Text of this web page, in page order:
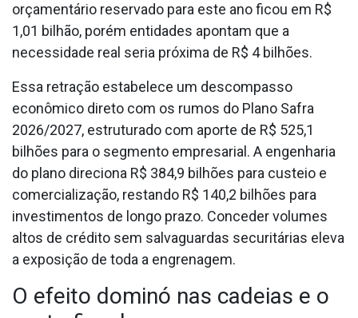
orçamentário reservado para este ano ficou em R$
1,01 bilhão, porém entidades apontam que a
necessidade real seria próxima de R$ 4 bilhões.
Essa retração estabelece um descompasso
econômico direto com os rumos do Plano Safra
2026/2027, estruturado com aporte de R$ 525,1
bilhões para o segmento empresarial. A engenharia
do plano direciona R$ 384,9 bilhões para custeio e
comercialização, restando R$ 140,2 bilhões para
investimentos de longo prazo. Conceder volumes
altos de crédito sem salvaguardas securitárias eleva
a exposição de toda a engrenagem.
O efeito dominó nas cadeias e o